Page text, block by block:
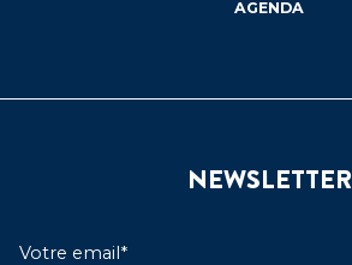
AGENDA
NEWSLETTER